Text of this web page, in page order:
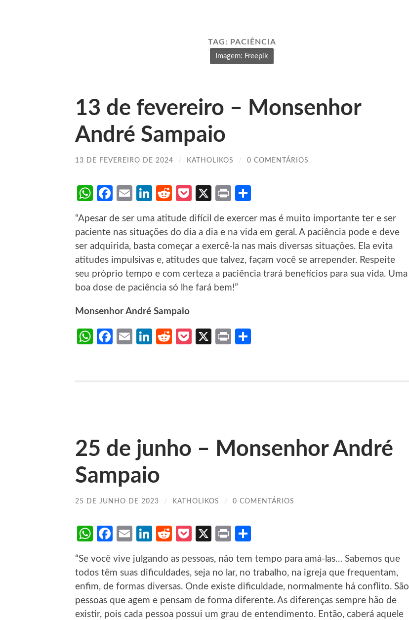
TAG: PACIÊNCIA
Imagem: Freepik
13 de fevereiro – Monsenhor
André Sampaio
13 DE FEVEREIRO DE 2024 / KATHOLIKOS / 0 COMENTÁRIOS
WhatsApp
Facebook
EmailLinkedIn
RedditPocket
X Print
“Apesar de ser uma atitude difícil de exercer mas é muito importante ter e ser
paciente nas situações do dia a dia e na vida em geral. A paciência pode e deve
ser adquirida, basta começar a exercê-la nas mais diversas situações. Ela evita
atitudes impulsivas e, atitudes que talvez, façam você se arrepender. Respeite
seu próprio tempo e com certeza a paciência trará benefícios para sua vida. Uma
boa dose de paciência só lhe fará bem!”
Monsenhor André Sampaio
WhatsApp
Facebook
EmailLinkedIn
RedditPocket
X Print
25 de junho – Monsenhor André
Sampaio
25 DE JUNHO DE 2023 / KATHOLIKOS / 0 COMENTÁRIOS
WhatsApp
Facebook
EmailLinkedIn
RedditPocket
X Print
“Se você vive julgando as pessoas, não tem tempo para amá-las… Sabemos que
todos têm suas dificuldades, seja no lar, no trabalho, na igreja que frequentam,
enfim, de formas diversas. Onde existe dificuldade, normalmente há conflito. São
pessoas que agem e pensam de forma diferente. As diferenças sempre hão de
existir, pois cada pessoa possui um grau de entendimento. Então, caberá aquele